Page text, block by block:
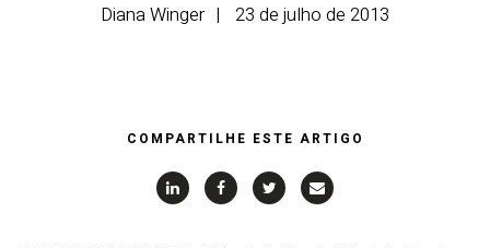
Diana Winger 23 de julho de 2013
COMPARTILHE ESTE ARTIGO